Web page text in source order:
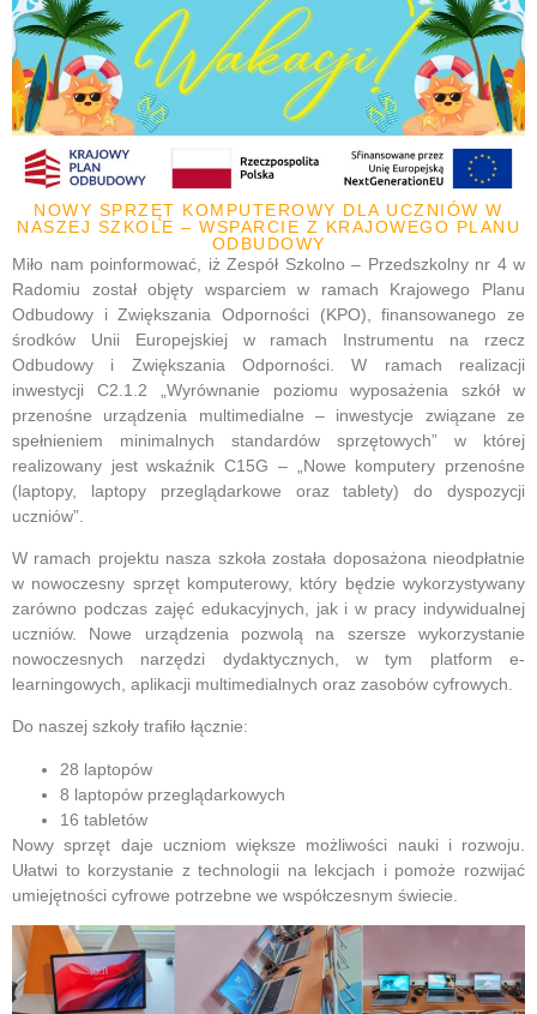
NOWY SPRZĘT KOMPUTEROWY DLA UCZNIÓW W
NASZEJ SZKOLE – WSPARCIE Z KRAJOWEGO PLANU
ODBUDOWY
Miło nam poinformować, iż Zespół Szkolno – Przedszkolny nr 4 w
Radomiu został objęty wsparciem w ramach Krajowego Planu
Odbudowy i Zwiększania Odporności (KPO) , finansowanego ze
środków Unii Europejskiej w ramach Instrumentu na rzecz
Odbudowy i Zwiększania Odporności . W ramach realizacji
inwestycji C2.1.2 „Wyrównanie poziomu wyposażenia szkół w
przenośne urządzenia multimedialne – inwestycje związane ze
spełnieniem minimalnych standardów sprzętowych” w której
realizowany jest wskaźnikC15G – „Nowe komputery przenośne
(laptopy, laptopy przeglądarkowe oraz tablety) do dyspozycji
uczniów”
W ramach projektu nasza szkoła została doposażona nieodpłatnie
w nowoczesny sprzęt komputerowy, który będzie wykorzystywany
zarówno podczas zajęć edukacyjnych, jak i w pracy indywidualnej
uczniów. Nowe urządzenia pozwolą na szersze wykorzystanie
nowoczesnych narzędzi dydaktycznych, w tym platform e-
learningowych, aplikacji multimedialnych oraz zasobów cyfrowych.
Do naszej szkoły trafiło łącznie:
28 laptopów
8 laptopów przeglądarkowych
16 tabletów
Nowy sprzęt daje uczniom większe możliwości nauki i rozwoju.
Ułatwi to korzystanie z technologii na lekcjach i pomoże rozwijać
umiejętności cyfrowe potrzebne we współczesnym świecie.